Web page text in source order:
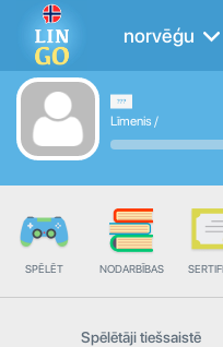
norvēģu
Līmenis /
SPĒLĒT NODARBĪBAS
Spēlētāji tiešsaistē